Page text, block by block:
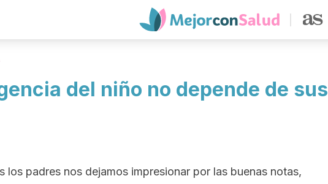
del niño no depende de sus
los padres nos dejamos impresionar por las buenas notas,